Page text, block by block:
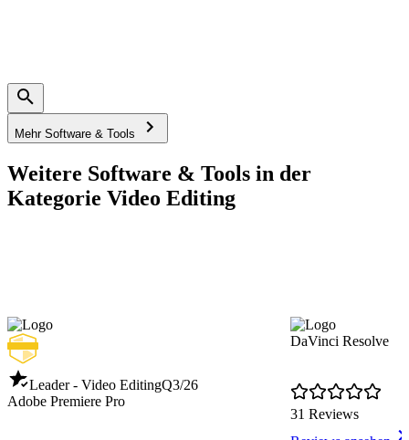
Mehr Software & Tools
Weitere Software & Tools in der
Kategorie Video Editing
Leader - Video EditingQ3/26
Adobe Premiere Pro
DaVinci Resolve
31 Reviews